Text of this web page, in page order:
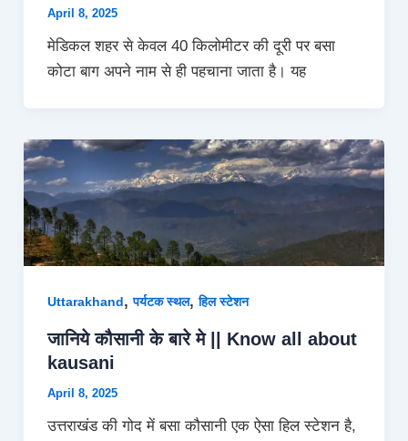
April 8, 2025
मेडिकल शहर से केवल 40 किलोमीटर की दूरी पर बसा
कोटा बाग अपने नाम से ही पहचाना जाता है। यह
Uttarakhand,पर्यटक स्थल,हिल स्टेशन
जानिये कौसानी के बारे मे || Know all about
kausani
April 8, 2025
उत्तराखंड की गोद में बसा कौसानी एक ऐसा हिल स्टेशन है,